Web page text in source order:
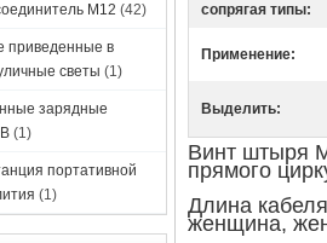
М12 (42)
приведенные в
светы (1)
зарядные
(1)
портативной
(1)
сопрягая типы:
Применение:
Выделить:
Винт штыря
прямого
Длина
женщина,